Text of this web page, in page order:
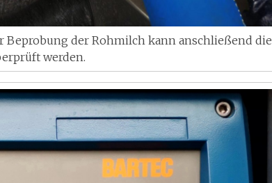
der Rohmilch kann anschließend die
werden.